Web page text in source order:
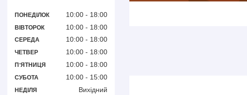
ПОНЕДІЛОК 10:00 18:00
ВІВТОРОК 10:00 18:00
СЕРЕДА 10:00 18:00
ЧЕТВЕР 10:00 18:00
ПʼЯТНИЦЯ 10:00 18:00
СУБОТА 10:00 15:00
НЕДІЛЯ Вихідний